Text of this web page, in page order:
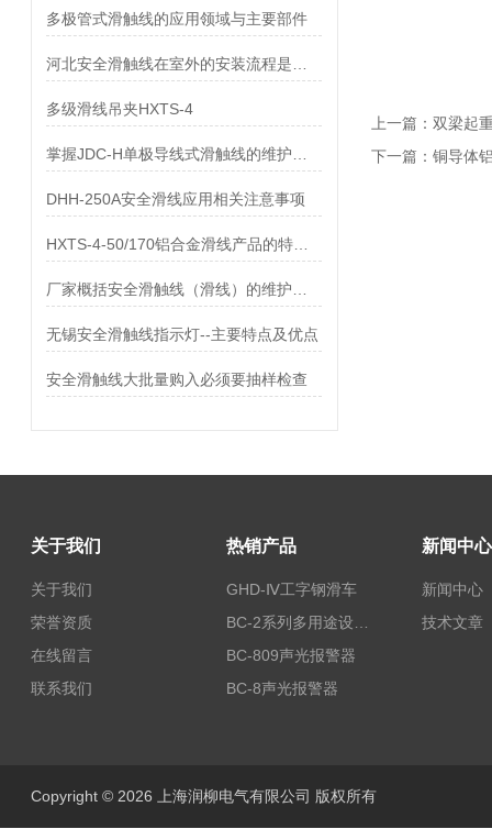
多极管式滑触线的应用领域与主要部件
多级滑线吊夹HXTS-4
DHH-250A安全滑线应用相关注意事项
无锡安全滑触线指示灯--主要特点及优点
安全滑触线大批量购入必须要抽样检查
上一篇： 双梁起
下一篇： 铜导体
关于我们
关于我们
荣誉资质
在线留言
联系我们
热销产品
GHD-Ⅳ工字钢滑车
BC-809声光报警器
BC-8声光报警器
新闻中心
新闻中心
技术文章
Copyright © 2026 上海润柳电气有限公司 版权所有